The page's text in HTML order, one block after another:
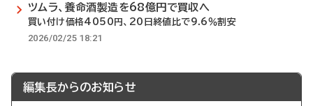
ツムラ、養命酒製造を68億円で買収へ
買い付け価格4050円、20日終値比で9.6％割安
2026/02/25 18:21
編集長からのお知らせ